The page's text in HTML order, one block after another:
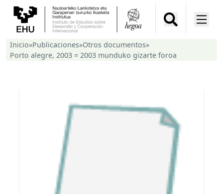
Inicio»Publicaciones»Otros documentos»
Porto alegre, 2003 = 2003 munduko gizarte foroa